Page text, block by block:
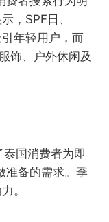
，SPF日、
年轻用户，而
饰、户外休闲及
国消费者为即
准备的需求。季
。